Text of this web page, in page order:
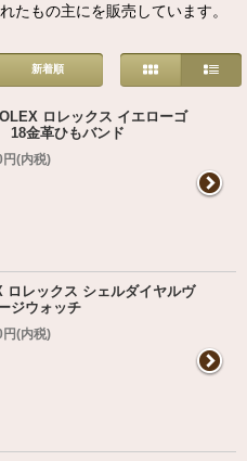
たもの主にを販売しています。
新着順
ロレックス イエローゴ
18金革ひもバンド
(内税)
ロレックス シェルダイヤルヴ
ジウォッチ
(内税)